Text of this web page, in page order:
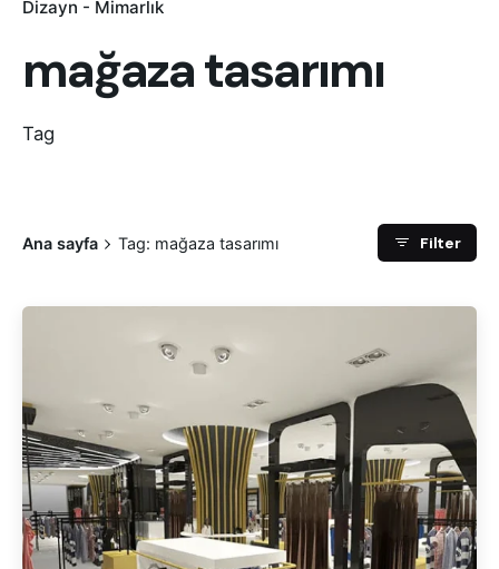
Dizayn - Mimarlık
mağaza tasarımı
Tag
Ana sayfa Tag: mağaza tasarımı Filter